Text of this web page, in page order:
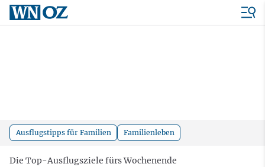
Ausflugstipps für Familien Familienleben
Die Top-Ausflugsziele fürs Wochenende